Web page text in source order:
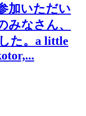
加いただい
みなさん、
た。a little